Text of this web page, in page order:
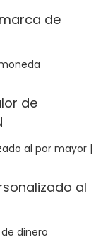
de
de
al